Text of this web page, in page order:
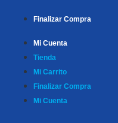
Finalizar Compra
Mi Cuenta
Tienda
Mi Carrito
Finalizar Compra
Mi Cuenta